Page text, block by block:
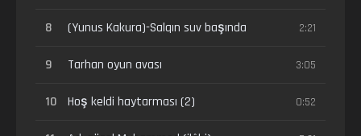
8 (Yunus Kakura)-Salqın suv başında 2:21
9 Tarhan oyun avası 3:05
10 Hoş keldi haytarması (2) 0:52